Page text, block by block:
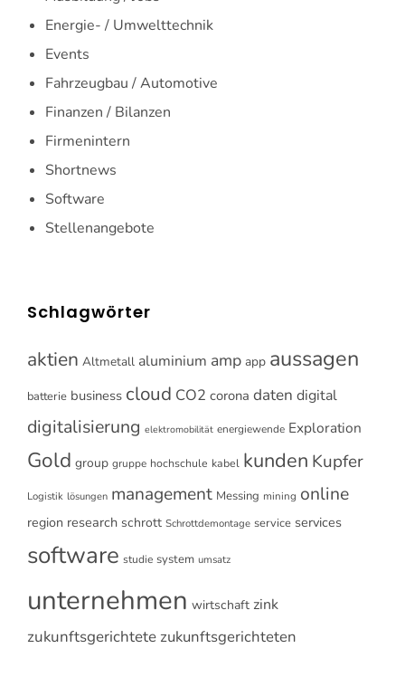
Energie- / Umwelttechnik
Events
Fahrzeugbau / Automotive
Finanzen / Bilanzen
Firmenintern
Shortnews
Software
Stellenangebote
Schlagwörter
aktien Altmetall aluminium amp app aussagen
batterie business cloud CO2 corona daten digital
digitalisierung elektromobilität energiewende Exploration
Gold group gruppe hochschule kabel kunden Kupfer
Logistik lösungen management Messing mining online
region research schrott Schrottdemontage service services
software studie system umsatz
unternehmen wirtschaft zink
zukunftsgerichtete zukunftsgerichteten